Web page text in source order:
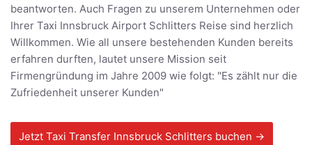
beantworten. Auch Fragen zu unserem Unternehmen oder
Ihrer Taxi Innsbruck Airport Schlitters Reise sind herzlich
Willkommen. Wie all unsere bestehenden Kunden bereits
erfahren durften, lautet unsere Mission seit
Firmengründung im Jahre 2009 wie folgt: "Es zählt nur die
Zufriedenheit unserer Kunden"
Jetzt Taxi Transfer Innsbruck Schlitters buchen →